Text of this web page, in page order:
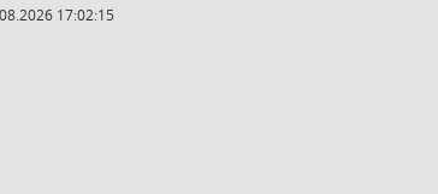
17:02:15